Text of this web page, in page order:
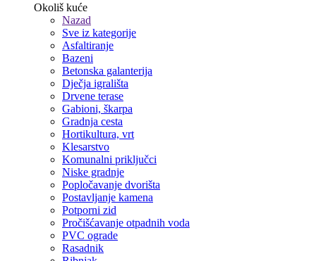
Okoliš kuće
Nazad
Sve iz kategorije
Asfaltiranje
Bazeni
Betonska galanterija
Dječja igrališta
Drvene terase
Gabioni, škarpa
Gradnja cesta
Hortikultura, vrt
Klesarstvo
Komunalni priključci
Niske gradnje
Popločavanje dvorišta
Postavljanje kamena
Potporni zid
Pročišćavanje otpadnih voda
PVC ograde
Rasadnik